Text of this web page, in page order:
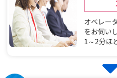
オペレー
をお伺い
1～2分ほ